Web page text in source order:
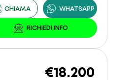
€18.200